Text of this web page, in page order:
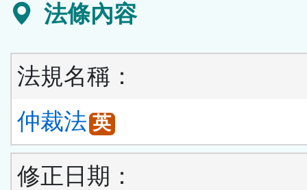
法條內容
法規名稱：
仲裁法 英
修正日期：